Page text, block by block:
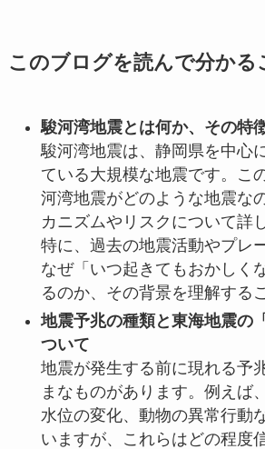
このブログを読んで分かる
駿河湾地震とは何か、その特
駿河湾地震は、静岡県を中心
ている大規模な地震です。こ
河湾地震がどのような地震な
カニズムやリスクについて詳
特に、過去の地震活動やプレ
なぜ「いつ起きてもおかしく
るのか、その背景を理解する
地震予兆の種類と東海地震の
ついて
地震が発生する前に現れる予
まなものがあります。例えば
水位の変化、動物の異常行動
いますが、これらはどの程度